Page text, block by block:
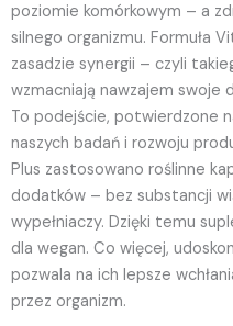
poziomie komórkowym – a
silnego organizmu. Formuła
zasadzie synergii – czyli
wzmacniają nawzajem swoje
To podejście, potwierdzone
naszych badań i rozwoju
Plus zastosowano roślinne
dodatków – bez substancji
wypełniaczy. Dzięki temu
dla wegan. Co więcej,
pozwala na ich lepsze
przez organizm.